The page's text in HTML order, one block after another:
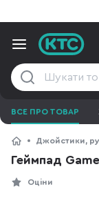
ВСЕ ПРО ТОВАР
Джойстики,
Геймпад
Оціни